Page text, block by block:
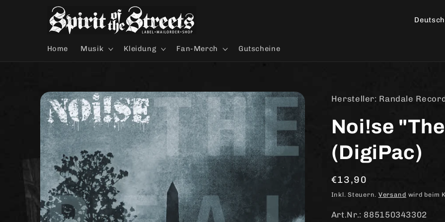
Home Musik Kleidung Fan-Merch Gutscheine
L
R
g
o
Zu
Produktinformationen
springen
Hersteller: Randale
Noi!se
(DigiPac)
Normaler
Preis
€13,90
Inkl. Steuern. Versand wird beim
Art.Nr.: 885150343302